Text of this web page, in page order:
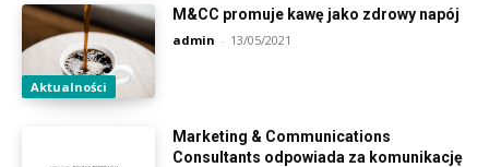
Aktualności
M&CC promuje kawę jako zdrowy napój
admin - 13/05/2021
Marketing & Communications
Consultants odpowiada za komunikację